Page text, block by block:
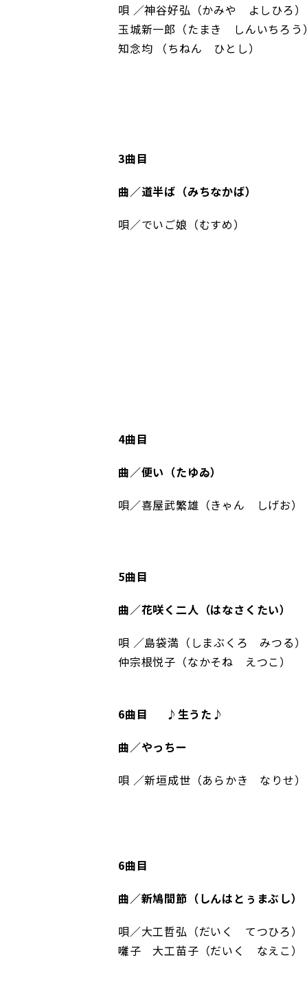
唄 ／神谷好弘（かみや よしひろ）
玉城新一郎（たまき しんいちろう）
知念均 （ちねん ひとし）
3曲目
曲／道半ば（みちなかば）
唄／でいご娘（むすめ）
4曲目
曲／便い（たゆゐ）
唄／喜屋武繁雄（きゃん しげお）
5曲目
曲／花咲く二人（はなさくたい）
唄 ／島袋満（しまぶくろ みつる）
仲宗根悦子（なかそね えつこ）
6曲目
♪生うた♪
曲／やっちー
唄 ／新垣成世（あらかき なりせ）
6曲目
曲／新鳩間節（しんはとぅまぶし）
唄／大工哲弘（だいく てつひろ）
囃子 大工苗子（だいく なえこ）